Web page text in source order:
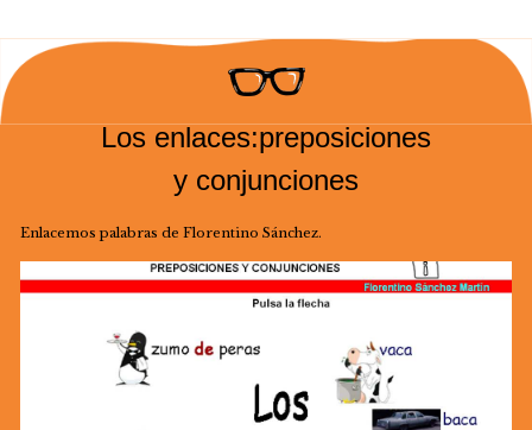
Los enlaces:preposiciones
y conjunciones
Enlacemos palabras de Florentino Sánchez.